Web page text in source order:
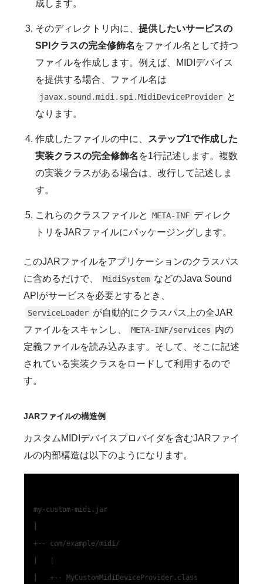
成します。
そのディレクトリ内に、 提供したいサービスの
SPIクラスの完全修飾名 をファイル名として持つ
ファイルを作成します。例えば、MIDIデバイス
を提供する場合、ファイル名は
javax.sound.midi.spi.MidiDeviceProvider と
なります。
作成したファイルの中に、
ステップ1で作成した
実装クラスの完全修飾名 を1行記述します。複数
の実装クラスがある場合は、改行して記述しま
す。
これらのクラスファイルと META-INF ディレク
トリをJARファイルにパッケージングします。
このJARファイルをアプリケーションのクラスパス
に含めるだけで、
MidiSystem などのJava Sound
APIがサービスを必要とするとき、
ServiceLoader が自動的にクラスパス上の全JAR
ファイルをスキャンし、
META-INF/services 内の
定義ファイルを読み込みます。そして、そこに記述
されている実装クラスをロードして利用するので
す。
JARファイルの構造例
カスタムMIDIデバイスプロバイダを含むJARファイ
ルの内部構造は以下のようになります。
my-custom-midi.jar
+-- com/example/midi/
|   +-- MyCustomMidiDeviceProvider.class